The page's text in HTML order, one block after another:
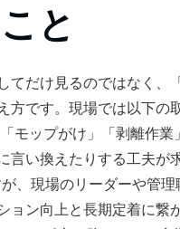
と
てだけ見るのではなく、
です。現場では以下の
モップがけ」「剥離作業
い換えたりする工夫が
、現場のリーダーや管
ン向上と長期定着に繋